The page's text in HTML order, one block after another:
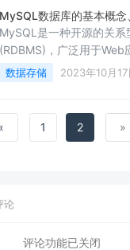
MySQL数据库的基本概
MySQL是一种开源的关系
(RDBMS)，广泛用于Web
程序中，它提供了强大的
能。以下是MySQL数据库
数据存储 2023年10月17
1 2 »
论
评论功能已关闭